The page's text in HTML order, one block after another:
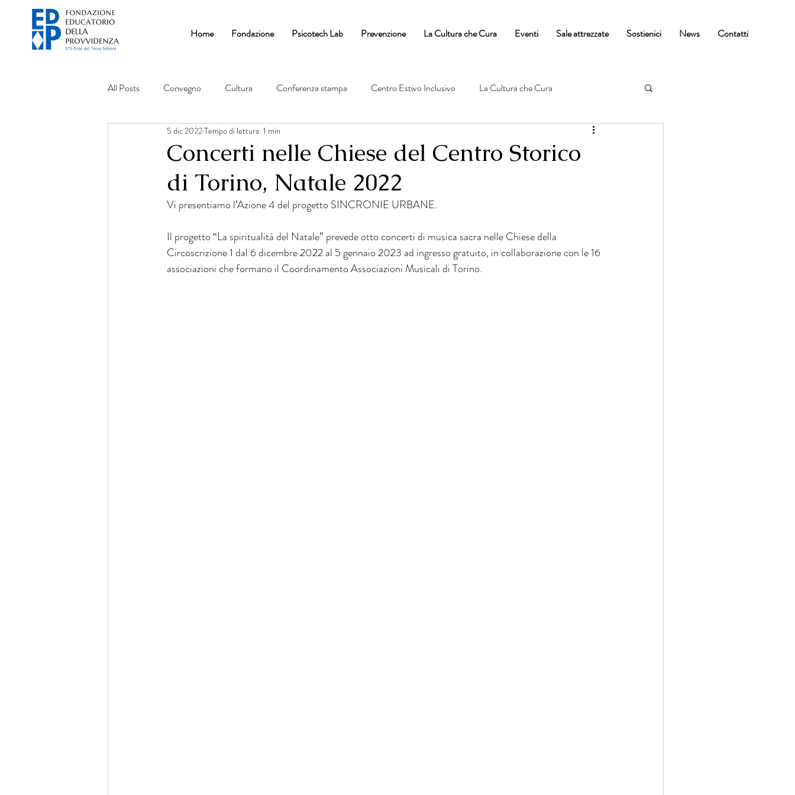
Home Fondazione Psicotech Lab Prevenzione La Cultura che Cura Eventi Sale attrezzate Sostienici News Contatti
All Posts Convegno Cultura Conferenza stampa Centro Estivo Inclusivo La Cultura che Cura
Concerti nelle Chiese del Centro Storico
di Torino, Natale 2022
5 dic 2022Tempo di lettura: 1 min
Vi presentiamo l’Azione 4 del progetto SINCRONIE URBANE.
Il progetto “La spiritualità del Natale” prevede otto concerti di musica sacra nelle Chiese della
Circoscrizione 1 dal 6 dicembre 2022 al 5 gennaio 2023 ad ingresso gratuito, in collaborazione con le 16
associazioni che formano il Coordinamento Associazioni Musicali di Torino.